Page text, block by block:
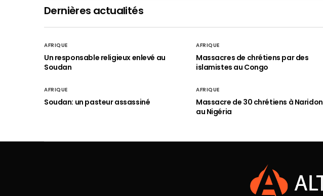
Dernières actualités
AFRIQUE
Un responsable religieux enlevé au
Soudan
AFRIQUE
Massacres de chrétiens par des
islamistes au Congo
AFRIQUE
Soudan: un pasteur assassiné
AFRIQUE
Massacre de 30 chrétiens à Naridon
au Nigéria